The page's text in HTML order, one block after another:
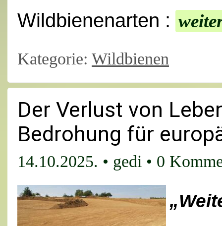
Wildbienenarten :
Kategorie: Wildbienen
Der Verlust von
Bedrohung für
14.10.2025. • gedi • 0